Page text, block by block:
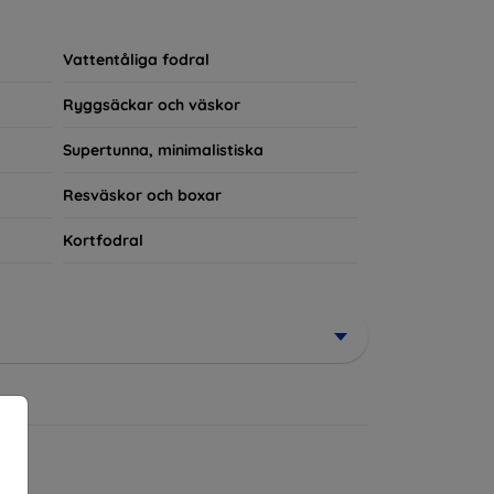
del av din vardagsoutfit. För teknikälskare
Vattentåliga fodral
Ryggsäckar och väskor
Supertunna, minimalistiska
Resväskor och boxar
Kortfodral